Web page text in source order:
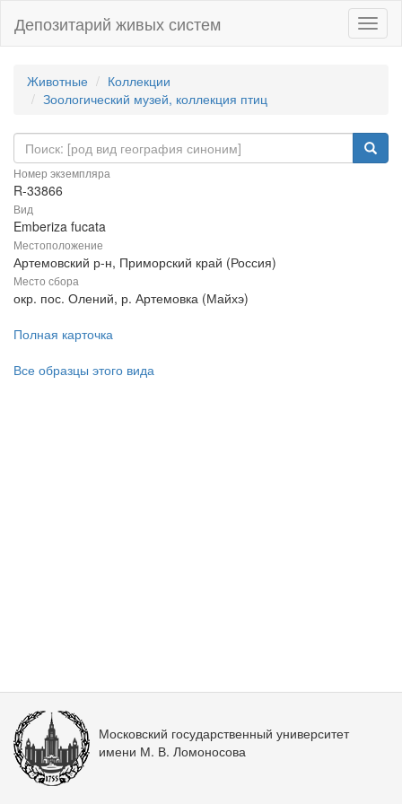
Депозитарий живых систем
Животные
Коллекции
Зоологический музей, коллекция птиц
Номер экземпляра
R-33866
Вид
Emberiza fucata
Местоположение
Артемовский р-н, Приморский край (Россия)
Место сбора
окр. пос. Олений, р. Артемовка (Майхэ)
Полная карточка
Все образцы этого вида
Московский государственный университет
имени М. В. Ломоносова